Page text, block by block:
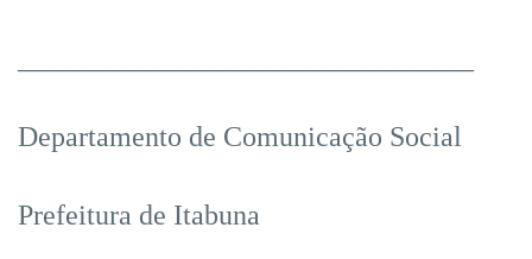
Departamento de Comunicação Social
Prefeitura de Itabuna